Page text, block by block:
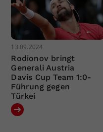
13.09.2024
Rodionov bringt
Generali Austria
Davis Cup Team 1:0-
Führung gegen
Türkei